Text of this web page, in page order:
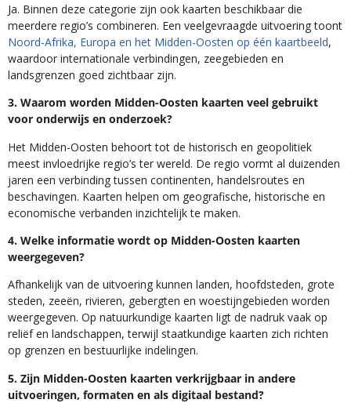
Ja. Binnen deze categorie zijn ook kaarten beschikbaar die
meerdere regio’s combineren. Een veelgevraagde uitvoering toont
Noord-Afrika, Europa en het Midden-Oosten op één kaartbeeld,
waardoor internationale verbindingen, zeegebieden en
landsgrenzen goed zichtbaar zijn.
3. Waarom worden Midden-Oosten kaarten veel gebruikt
voor onderwijs en onderzoek?
Het Midden-Oosten behoort tot de historisch en geopolitiek
meest invloedrijke regio’s ter wereld. De regio vormt al duizenden
jaren een verbinding tussen continenten, handelsroutes en
beschavingen. Kaarten helpen om geografische, historische en
economische verbanden inzichtelijk te maken.
4. Welke informatie wordt op Midden-Oosten kaarten
weergegeven?
Afhankelijk van de uitvoering kunnen landen, hoofdsteden, grote
steden, zeeën, rivieren, gebergten en woestijngebieden worden
weergegeven. Op natuurkundige kaarten ligt de nadruk vaak op
reliëf en landschappen, terwijl staatkundige kaarten zich richten
op grenzen en bestuurlijke indelingen.
5. Zijn Midden-Oosten kaarten verkrijgbaar in andere
uitvoeringen, formaten en als digitaal bestand?